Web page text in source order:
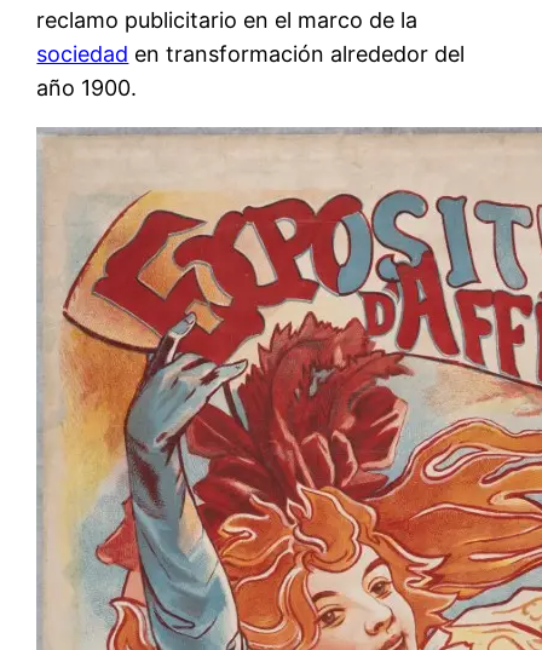
reclamo publicitario en el marco de la
sociedad en transformación alrededor del
año 1900.